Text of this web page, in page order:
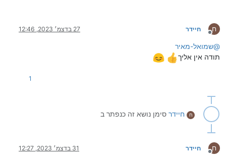
ח
מנותק
חיידר 27 בדצמ׳ 2023, 12:46
@שמואל-מאיר
תודה אין אליך
1
ח חיידר סימן נושא זה כנפתר ב
ח
מנותק
חיידר 31 בדצמ׳ 2023, 12:27